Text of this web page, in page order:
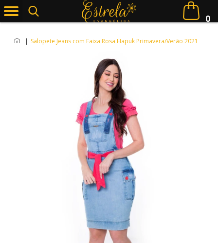
0
| Salopete Jeans com Faixa Rosa Hapuk Primavera/Verão 2021